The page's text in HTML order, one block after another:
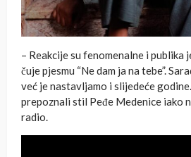
– Reakcije su fenomenalne i publika
čuje pjesmu “Ne dam ja na tebe”.
već je nastavljamo i slijedeće
prepoznali stil Peđe Medenice iako
radio.